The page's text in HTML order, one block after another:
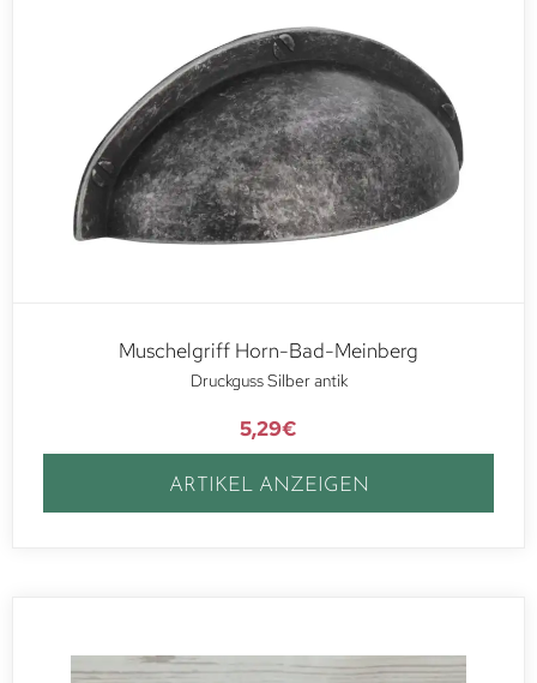
Muschelgriff Horn-Bad-Meinberg
Druckguss Silber antik
5,29€
ARTIKEL ANZEIGEN